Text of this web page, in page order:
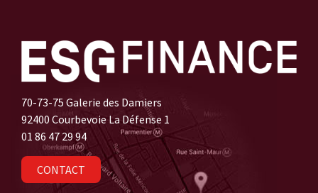
70-73-75 Galerie des Damiers
92400 Courbevoie La Défense 1
01 86 47 29 94
CONTACT